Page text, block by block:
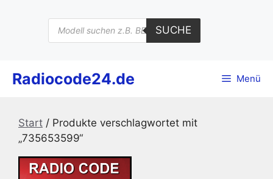
Products
search
SUCHE
Radiocode24.de Menü
Start / Produkte verschlagwortet mit
„735653599“